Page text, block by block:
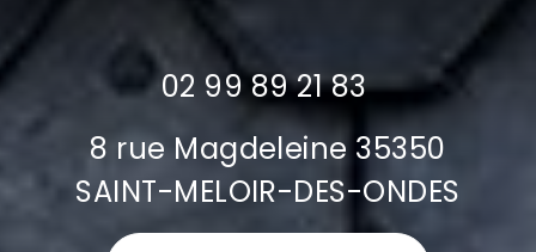
02 99 89 21 83
8 rue Magdeleine 35350
SAINT-MELOIR-DES-ONDES